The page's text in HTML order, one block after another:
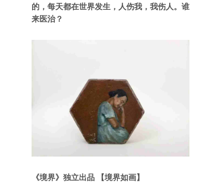
的，每天都在世界发生，人伤我，我伤人。谁
来医治？
《境界》 独立出品 【境界如画】